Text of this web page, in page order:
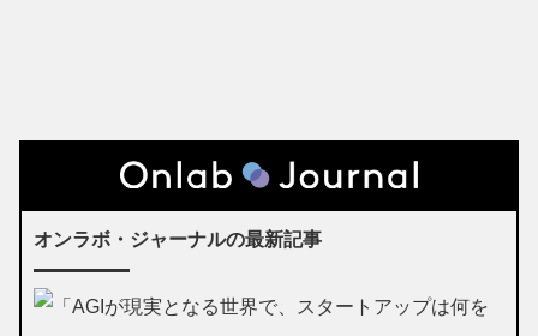
オンラボ・ジャーナルの最新記事